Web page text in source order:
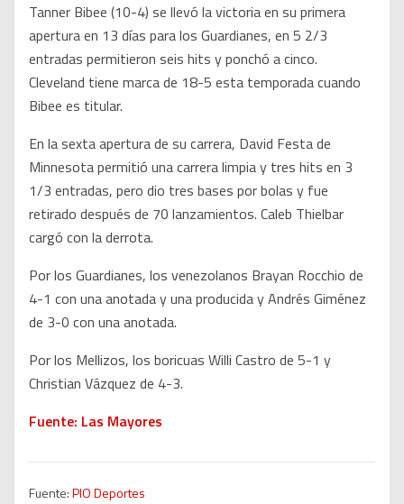
Tanner Bibee (10-4) se llevó la victoria en su primera
apertura en 13 días para los Guardianes, en 5 2/3
entradas permitieron seis hits y ponchó a cinco.
Cleveland tiene marca de 18-5 esta temporada cuando
Bibee es titular.
En la sexta apertura de su carrera, David Festa de
Minnesota permitió una carrera limpia y tres hits en 3
1/3 entradas, pero dio tres bases por bolas y fue
retirado después de 70 lanzamientos. Caleb Thielbar
cargó con la derrota.
Por los Guardianes, los venezolanos Brayan Rocchio de
4-1 con una anotada y una producida y Andrés Giménez
de 3-0 con una anotada.
Por los Mellizos, los boricuas Willi Castro de 5-1 y
Christian Vázquez de 4-3.
Fuente: Las Mayores
Fuente:PIO Deportes